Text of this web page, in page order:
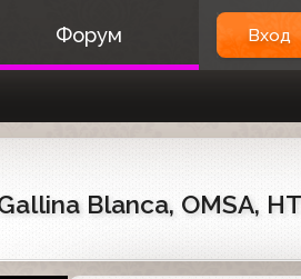
Форум Вход
Blanca, OMSA,